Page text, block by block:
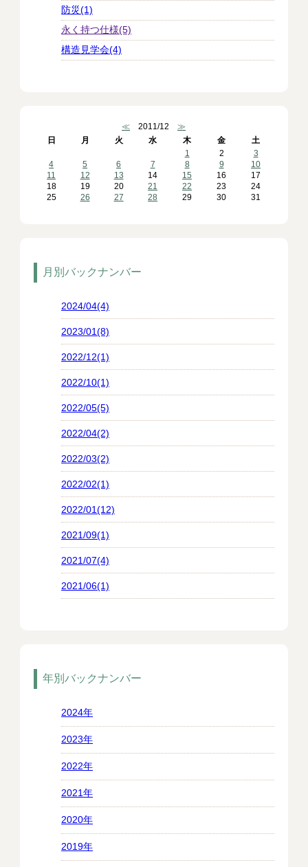
防災(1)
永く持つ仕様(5)
構造見学会(4)
≪ 2011/12≫
日
月 火 水 木 金
土
1
2
3
4
5 6 7 8 9
10
11
12 13 14 15 16
17
18
19 20 21 22 23
24
25
26 27 28 29 30 31
月別バックナンバー
2024/04(4)
2023/01(8)
2022/12(1)
2022/10(1)
2022/05(5)
2022/04(2)
2022/03(2)
2022/02(1)
2022/01(12)
2021/09(1)
2021/07(4)
2021/06(1)
年別バックナンバー
2024年
2023年
2022年
2021年
2020年
2019年